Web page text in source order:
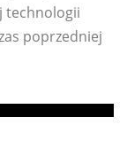
technologii
poprzedniej